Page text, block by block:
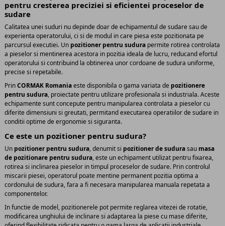
pentru cresterea preciziei si eficientei proceselor de
sudare
Calitatea unei suduri nu depinde doar de echipamentul de sudare sau de
experienta operatorului, ci si de modul in care piesa este pozitionata pe
parcursul executiei. Un pozitioner pentru sudura permite rotirea controlata
a pieselor si mentinerea acestora in pozitia ideala de lucru, reducand efortul
operatorului si contribuind la obtinerea unor cordoane de sudura uniforme,
precise si repetabile.
PrinCORMAK Romaniaeste disponibila o gama variata de pozitionere
pentru sudura, proiectate pentru utilizare profesionala si industriala. Aceste
echipamente sunt concepute pentru manipularea controlata a pieselor cu
diferite dimensiuni si greutati, permitand executarea operatiilor de sudare in
conditii optime de ergonomie si siguranta.
Ce este un pozitioner pentru sudura?
Un pozitioner pentru sudura, denumit si pozitioner de sudurasau masa
de pozitionare pentru sudura, este un echipament utilizat pentru fixarea,
rotirea si inclinarea pieselor in timpul proceselor de sudare. Prin controlul
miscarii piesei, operatorul poate mentine permanent pozitia optima a
cordonului de sudura, fara a fi necesara manipularea manuala repetata a
componentelor.
In functie de model, pozitionerele pot permite reglarea vitezei de rotatie,
modificarea unghiului de inclinare si adaptarea la piese cu mase diferite,